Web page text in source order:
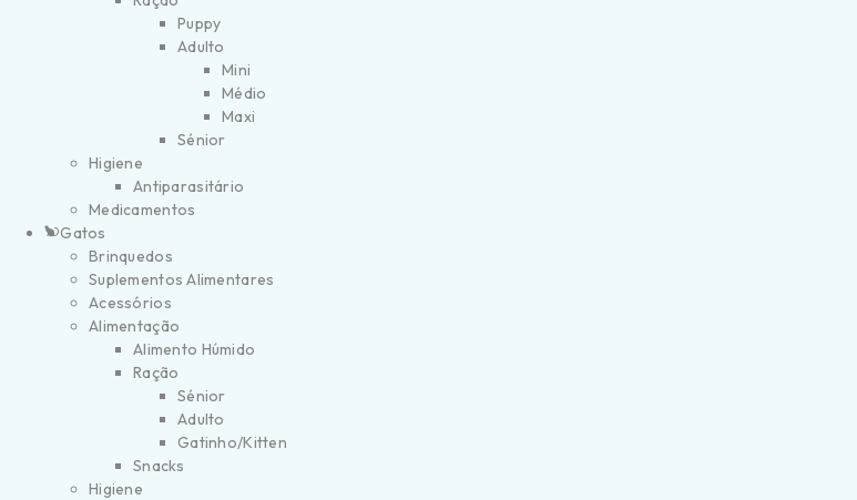
Puppy
Adulto
Mini
Médio
Maxi
Sénior
Higiene
Antiparasitário
Medicamentos
Gatos
Brinquedos
Suplementos Alimentares
Acessórios
Alimentação
Alimento Húmido
Ração
Sénior
Adulto
Gatinho/Kitten
Snacks
Higiene